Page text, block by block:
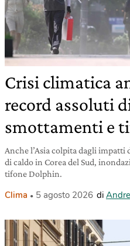
Crisi climatica
record assoluti
smottamenti e
Anche l’Asia colpita dagli
di caldo in Corea del Sud,
tifone Dolphin.
Clima 5 agosto 2026 di